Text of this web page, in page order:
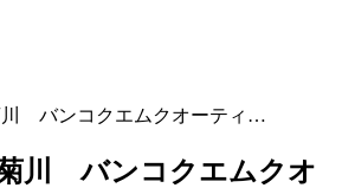
川 バンコクエムクオーティ…
川 バンコクエムクオ